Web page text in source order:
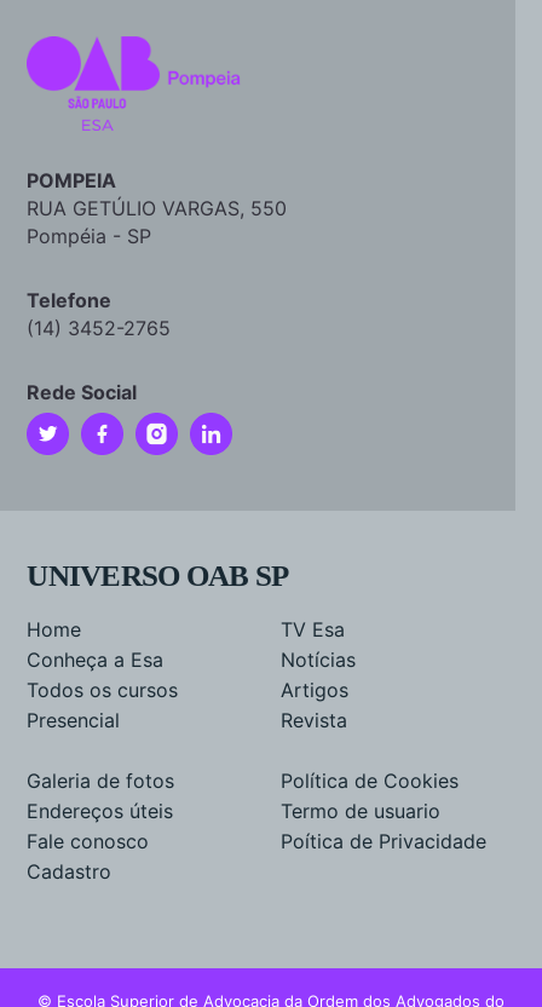
POMPEIA
RUA GETÚLIO VARGAS, 550
Pompéia - SP
Telefone
(14) 3452-2765
Rede Social
UNIVERSO OAB SP
Home
Conheça a Esa
Todos os cursos
Presencial
TV Esa
Notícias
Artigos
Revista
Galeria de fotos
Endereços úteis
Fale conosco
Cadastro
Política de Cookies
Termo de usuario
Poítica de Privacidade
© Escola Superior de Advocacia da Ordem dos Advogados do